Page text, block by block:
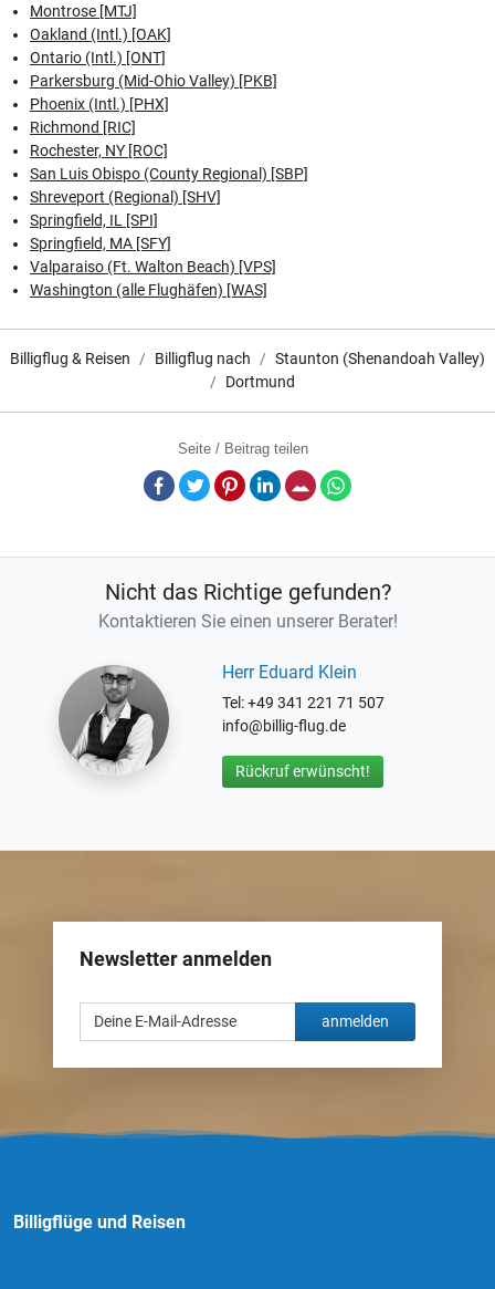
Montrose [MTJ]
Oakland (Intl.) [OAK]
Ontario (Intl.) [ONT]
Parkersburg (Mid-Ohio Valley) [PKB]
Phoenix (Intl.) [PHX]
Richmond [RIC]
Rochester, NY [ROC]
San Luis Obispo (County Regional) [SBP]
Shreveport (Regional) [SHV]
Springfield, IL [SPI]
Springfield, MA [SFY]
Valparaiso (Ft. Walton Beach) [VPS]
Washington (alle Flughäfen) [WAS]
Billigflug & Reisen Billigflug nach
Staunton (Shenandoah Valley)
Dortmund
Seite / Beitrag teilen
Facebook
TwitterPinterestLinkedInE-Mail
Nicht das Richtige gefunden?
Kontaktieren Sie einen unserer Berater!
Herr Eduard Klein
Tel: +49 341 221 71 507
info@billig-flug.de
Rückruf erwünscht!
Newsletter anmelden
anmelden
Billigflüge und Reisen